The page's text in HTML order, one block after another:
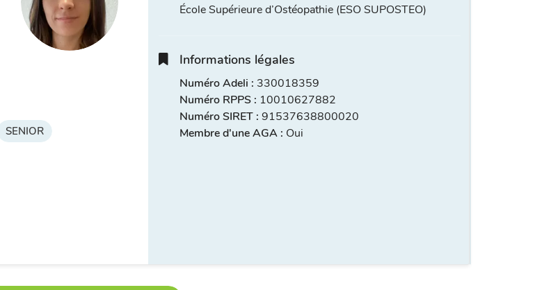
SENIOR
École Supérieure d’Ostéopathie (ESO SUPOSTEO)
Informations légales
Numéro Adeli : 330018359
Numéro RPPS : 10010627882
Numéro SIRET : 91537638800020
Membre d'une AGA : Oui